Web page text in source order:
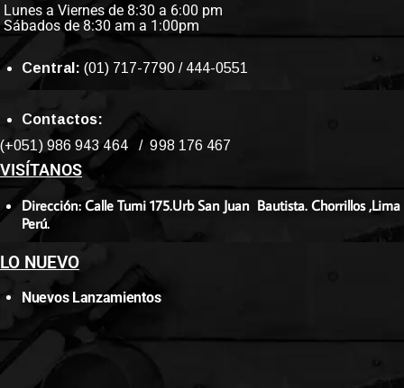
Lunes a Viernes de 8:30 a 6:00 pm
Sábados de 8:30 am a 1:00pm
Central: (01) 717-7790 / 444-0551
Contactos:
(+051) 986 943 464 / 998 176 467
VISÍTANOS
Dirección: Calle Tumi 175.Urb San Juan Bautista. Chorrillos ,Lima
Perú.
LO NUEVO
Nuevos Lanzamientos